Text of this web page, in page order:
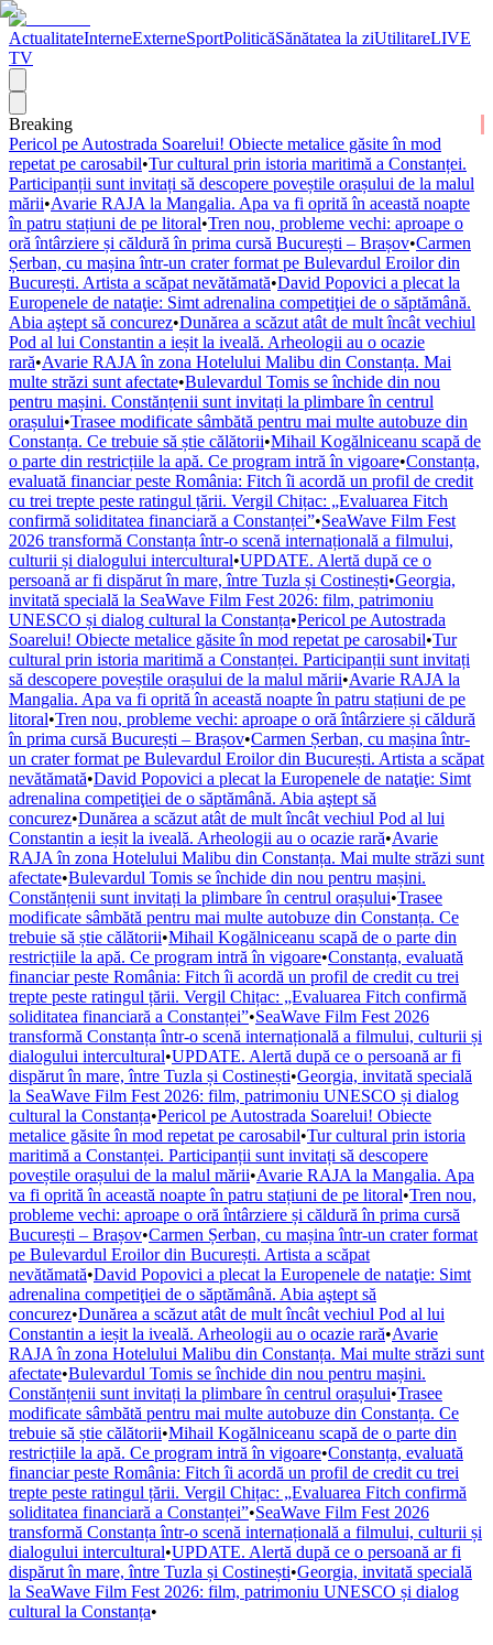
ActualitateInterneExterneSportPoliticăSănătatea la ziUtilitareLIVE
TV
Breaking
Pericol pe Autostrada Soarelui! Obiecte metalice găsite în mod
repetat pe carosabil•Tur cultural prin istoria maritimă a Constanței.
Participanții sunt invitați să descopere poveștile orașului de la malul
mării•Avarie RAJA la Mangalia. Apa va fi oprită în această noapte
în patru stațiuni de pe litoral•Tren nou, probleme vechi: aproape o
oră întârziere și căldură în prima cursă București – Brașov•Carmen
Șerban, cu mașina într-un crater format pe Bulevardul Eroilor din
București. Artista a scăpat nevătămată•David Popovici a plecat la
Europenele de nataţie: Simt adrenalina competiţiei de o săptămână.
Abia aştept să concurez•Dunărea a scăzut atât de mult încât vechiul
Pod al lui Constantin a ieșit la iveală. Arheologii au o ocazie
rară•Avarie RAJA în zona Hotelului Malibu din Constanța. Mai
multe străzi sunt afectate•Bulevardul Tomis se închide din nou
pentru mașini. Constănțenii sunt invitați la plimbare în centrul
orașului•Trasee modificate sâmbătă pentru mai multe autobuze din
Constanța. Ce trebuie să știe călătorii•Mihail Kogălniceanu scapă de
o parte din restricțiile la apă. Ce program intră în vigoare•Constanța,
evaluată financiar peste România: Fitch îi acordă un profil de credit
cu trei trepte peste ratingul țării. Vergil Chițac: „Evaluarea Fitch
confirmă soliditatea financiară a Constanței”•SeaWave Film Fest
2026 transformă Constanța într-o scenă internațională a filmului,
culturii și dialogului intercultural•UPDATE. Alertă după ce o
persoană ar fi dispărut în mare, între Tuzla și Costinești•Georgia,
invitată specială la SeaWave Film Fest 2026: film, patrimoniu
UNESCO și dialog cultural la Constanța•Pericol pe Autostrada
Soarelui! Obiecte metalice găsite în mod repetat pe carosabil•Tur
cultural prin istoria maritimă a Constanței. Participanții sunt invitați
să descopere poveștile orașului de la malul mării•Avarie RAJA la
Mangalia. Apa va fi oprită în această noapte în patru stațiuni de pe
litoral•Tren nou, probleme vechi: aproape o oră întârziere și căldură
în prima cursă București – Brașov•Carmen Șerban, cu mașina într-
un crater format pe Bulevardul Eroilor din București. Artista a scăpat
nevătămată•David Popovici a plecat la Europenele de nataţie: Simt
adrenalina competiţiei de o săptămână. Abia aştept să
concurez•Dunărea a scăzut atât de mult încât vechiul Pod al lui
Constantin a ieșit la iveală. Arheologii au o ocazie rară•Avarie
RAJA în zona Hotelului Malibu din Constanța. Mai multe străzi sunt
afectate•Bulevardul Tomis se închide din nou pentru mașini.
Constănțenii sunt invitați la plimbare în centrul orașului•Trasee
modificate sâmbătă pentru mai multe autobuze din Constanța. Ce
trebuie să știe călătorii•Mihail Kogălniceanu scapă de o parte din
restricțiile la apă. Ce program intră în vigoare•Constanța, evaluată
financiar peste România: Fitch îi acordă un profil de credit cu trei
trepte peste ratingul țării. Vergil Chițac: „Evaluarea Fitch confirmă
soliditatea financiară a Constanței”•SeaWave Film Fest 2026
transformă Constanța într-o scenă internațională a filmului, culturii și
dialogului intercultural•UPDATE. Alertă după ce o persoană ar fi
dispărut în mare, între Tuzla și Costinești•Georgia, invitată specială
la SeaWave Film Fest 2026: film, patrimoniu UNESCO și dialog
cultural la Constanța•Pericol pe Autostrada Soarelui! Obiecte
metalice găsite în mod repetat pe carosabil•Tur cultural prin istoria
maritimă a Constanței. Participanții sunt invitați să descopere
poveștile orașului de la malul mării•Avarie RAJA la Mangalia. Apa
va fi oprită în această noapte în patru stațiuni de pe litoral•Tren nou,
probleme vechi: aproape o oră întârziere și căldură în prima cursă
București – Brașov•Carmen Șerban, cu mașina într-un crater format
pe Bulevardul Eroilor din București. Artista a scăpat
nevătămată•David Popovici a plecat la Europenele de nataţie: Simt
adrenalina competiţiei de o săptămână. Abia aştept să
concurez•Dunărea a scăzut atât de mult încât vechiul Pod al lui
Constantin a ieșit la iveală. Arheologii au o ocazie rară•Avarie
RAJA în zona Hotelului Malibu din Constanța. Mai multe străzi sunt
afectate•Bulevardul Tomis se închide din nou pentru mașini.
Constănțenii sunt invitați la plimbare în centrul orașului•Trasee
modificate sâmbătă pentru mai multe autobuze din Constanța. Ce
trebuie să știe călătorii•Mihail Kogălniceanu scapă de o parte din
restricțiile la apă. Ce program intră în vigoare•Constanța, evaluată
financiar peste România: Fitch îi acordă un profil de credit cu trei
trepte peste ratingul țării. Vergil Chițac: „Evaluarea Fitch confirmă
soliditatea financiară a Constanței”•SeaWave Film Fest 2026
transformă Constanța într-o scenă internațională a filmului, culturii și
dialogului intercultural•UPDATE. Alertă după ce o persoană ar fi
dispărut în mare, între Tuzla și Costinești•Georgia, invitată specială
la SeaWave Film Fest 2026: film, patrimoniu UNESCO și dialog
cultural la Constanța•